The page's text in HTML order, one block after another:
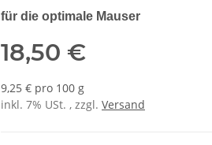
für die optimale Mauser
18,50 €
9,25 € pro 100 g
inkl. 7% USt. , zzgl. Versand